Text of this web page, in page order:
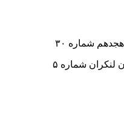
شماره ۳۰
لنکران شماره ۵